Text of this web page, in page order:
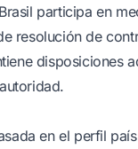
participa en
resolución de
disposiciones
en el perfil